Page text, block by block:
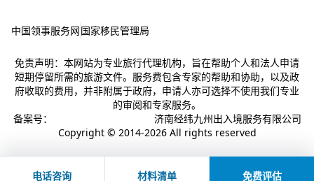
中国领事服务网国家移民管理局
免责声明：本网站为专业旅行代理机构，旨在帮助个人和法人申请
短期停留所需的旅游文件。服务费包含专家的帮助和协助，以及政
府收取的费用，并非附属于政府，申请人亦可选择不使用我们专业
的审阅和专家服务。
备案号：
济南经纬九州出入境服务有限公司
Copyright © 2014-2026 All rights reserved
电话咨询 材料清单 免费评估